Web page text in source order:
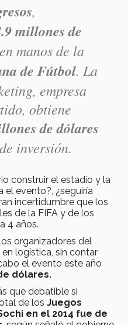
,
millones de
manos de la
de Fútbol. La
, empresa
obtiene
de dólares
inversión.
construir el estadio y la
el evento?, ¿seguiría
incertidumbre que los
de la FIFA y de los
4 años.
organizadores del
en logística, sin contar
el evento este año
dólares.
que debatible si
de los Juegos
en el 2014 fue de